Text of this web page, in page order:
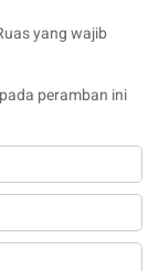
yang wajib
peramban ini